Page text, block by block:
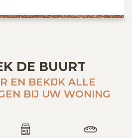
DE BUURT
EN BEKIJK ALLE
BIJ UW WONING